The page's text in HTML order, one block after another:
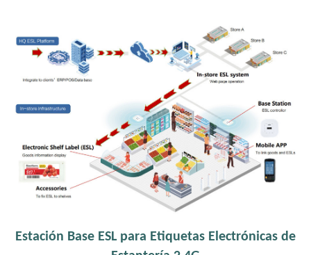
Estación Base ESL para Etiquetas Electrónicas de